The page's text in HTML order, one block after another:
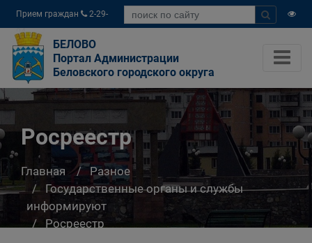
Прием граждан
2-29-
04
БЕЛОВО
Портал Администрации
Беловского городского округа
Росреестр
Главная
Разное
Государственные органы и службы
информируют
Росреестр